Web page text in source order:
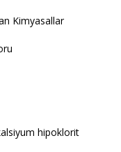
Kimyasallar
hipoklorit